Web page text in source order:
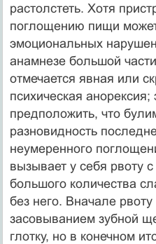
растолстеть. Хотя
поглощению пищи
эмоциональных
анамнезе боль­шой
отмечается явная или
психическая анорексия;
предположить, что
разно­видность
неумеренного
вызывает у себя рвоту
большого количества
без него. Вначале
засовыванием зубной
глотку, но в конечном